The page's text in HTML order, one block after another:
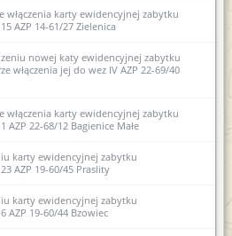
włączenia karty ewidencyjnej zabytku
AZP 14-61/27 Zielenica
nowej katy ewidencyjnej zabytku
włączenia jej do wez IV AZP 22-69/40
włączenia karty ewidencyjnej zabytku
AZP 22-68/12 Bagienice Małe
karty ewidencyjnej zabytku
AZP 19-60/45 Praslity
karty ewidencyjnej zabytku
AZP 19-60/44 Bzowiec